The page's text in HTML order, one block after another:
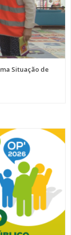
Situação de